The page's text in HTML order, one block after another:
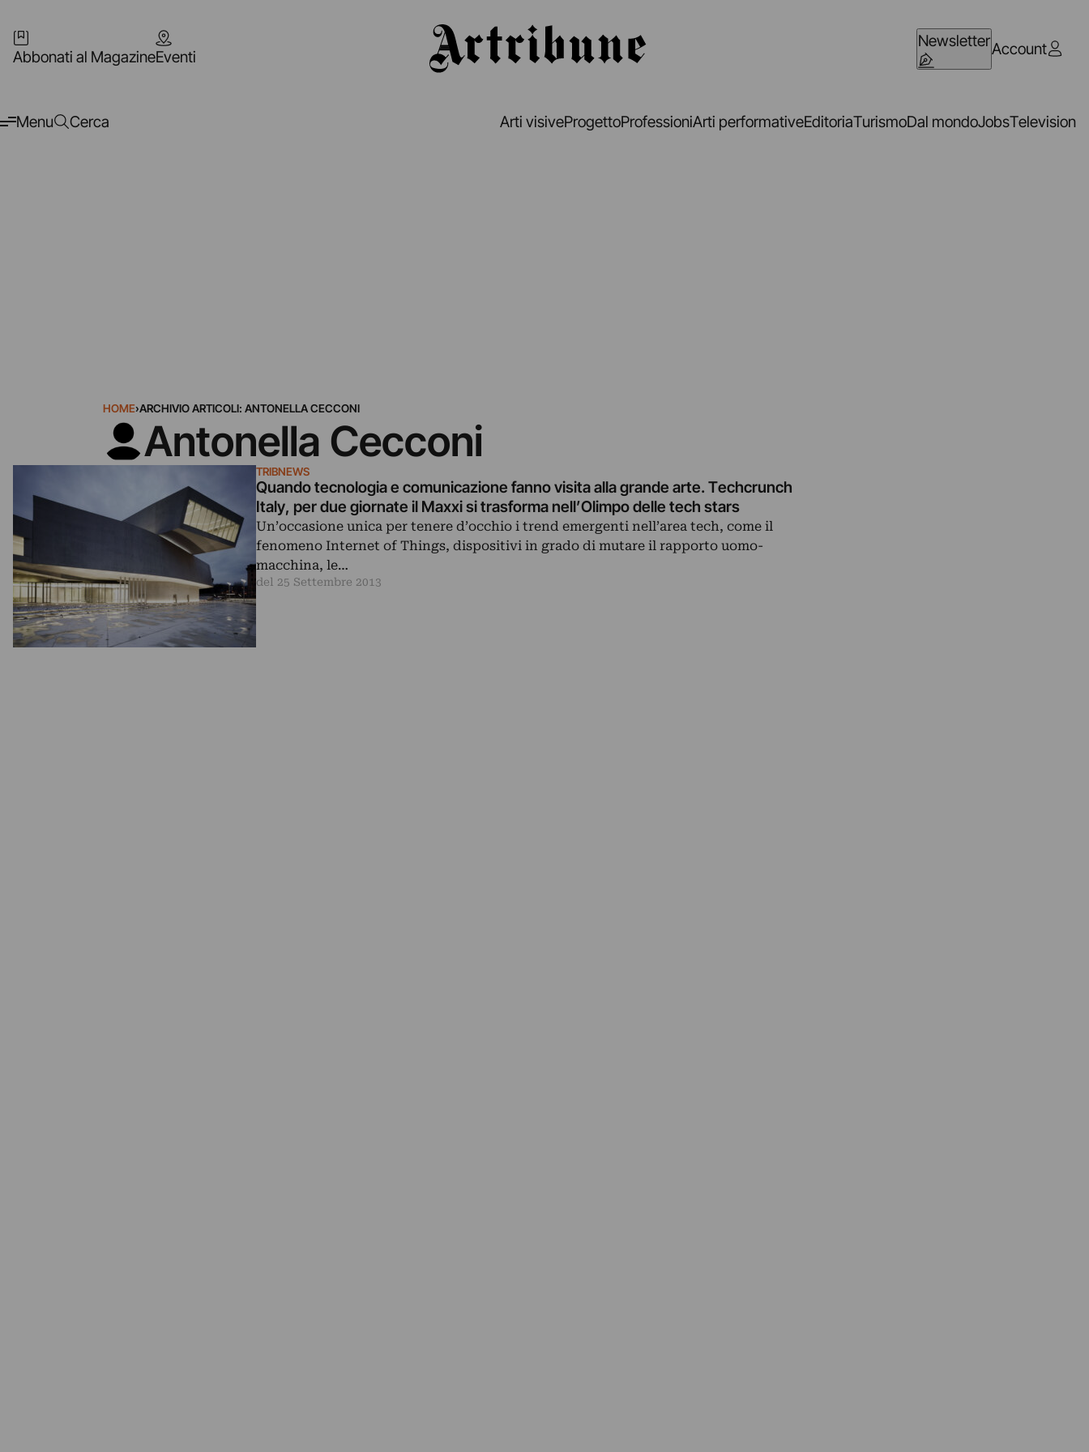
Abbonati al MagazineEventi
NewsletterAccount
Menu Cerca Arti visiveProgettoProfessioniArti performativeEditoriaTurismoDal mondoJobsTelevision
HOME›ARCHIVIO ARTICOLI: ANTONELLA CECCONI
Antonella Cecconi
TRIBNEWS
Quando tecnologia e comunicazione fanno visita alla grande arte. Techcrunch
Italy, per due giornate il Maxxi si trasforma nell’Olimpo delle tech stars
Un’occasione unica per tenere d’occhio i trend emergenti nell’area tech, come il
fenomeno Internet of Things, dispositivi in grado di mutare il rapporto uomo-
macchina, le…
del 25 Settembre 2013